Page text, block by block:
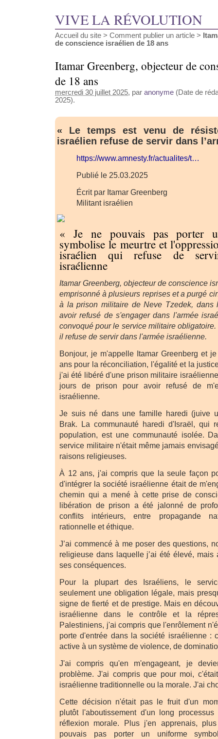
VIVE LA RÉVOLUTION
Accueil du site > Comment publier un article >
de conscience israélien de 18 ans
Itamar Greenberg, objecteur de
de 18 ans
mercredi 30 juillet 2025, par anonyme (Date de
2025).
« Le temps est venu de
israélien refuse de servir dans
https://www.amnesty.fr/actualites/t…
Publié le 25.03.2025
Écrit par Itamar Greenberg
Militant israélien
« Je ne pouvais pas porter
symbolise le meurtre et
israélien qui refuse de
israélienne
Itamar Greenberg, objecteur de conscience
emprisonné à plusieurs reprises et a purgé
à la prison militaire de Neve Tzedek, dans
avoir refusé de s'engager dans l'armée
convoqué pour le service militaire
il refuse de servir dans l'armée israélienne.
Bonjour, je m'appelle Itamar Greenberg et
ans pour la réconciliation, l'égalité et la
j'ai été libéré d'une prison militaire
jours de prison pour avoir refusé de
israélienne.
Je suis né dans une famille haredi (juive
Brak. La communauté haredi d'Israël, qui
population, est une communauté isolée.
service militaire n'était même jamais
raisons religieuses.
À 12 ans, j'ai compris que la seule façon
d'intégrer la société israélienne était de
chemin qui a mené à cette prise de
libération de prison a été jalonné de
conflits intérieurs, entre propagande
rationnelle et éthique.
J’ai commencé à me poser des questions,
religieuse dans laquelle j’ai été élevé, mais
ses conséquences.
Pour la plupart des Israéliens, le
seulement une obligation légale, mais
signe de fierté et de prestige. Mais en
israélienne dans le contrôle et la
Palestiniens, j'ai compris que l'enrôlement
porte d'entrée dans la société israélienne :
active à un système de violence, de
J'ai compris qu'en m'engageant, je
problème. J'ai compris que pour moi,
israélienne traditionnelle ou la morale. J'ai
Cette décision n'était pas le fruit d'un
plutôt l'aboutissement d'un long
réflexion morale. Plus j'en apprenais,
pouvais pas porter un uniforme